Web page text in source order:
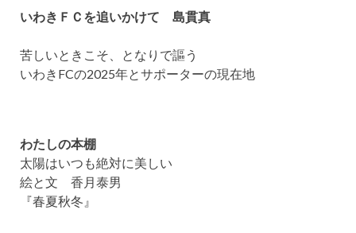
いわきＦＣを追いかけて 島貫真
苦しいときこそ、となりで謳う
いわきFCの2025年とサポーターの現在地
わたしの本棚
太陽はいつも絶対に美しい
絵と文 香月泰男
『春夏秋冬』